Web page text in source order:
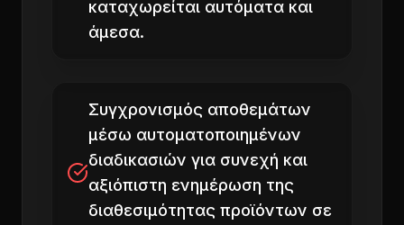
καταχωρείται αυτόματα και
άμεσα.
Συγχρονισμός αποθεμάτων
μέσω αυτοματοποιημένων
διαδικασιών για συνεχή και
αξιόπιστη ενημέρωση της
διαθεσιμότητας προϊόντων σε